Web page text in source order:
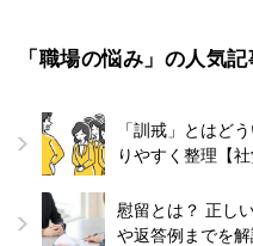
「職場の悩み」の人気記
「訓戒」とはど
りやすく整理【社
慰留とは？ 正し
や返答例までを解